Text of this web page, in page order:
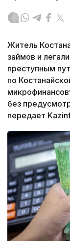
Житель
займов и
преступным
по
без
передает